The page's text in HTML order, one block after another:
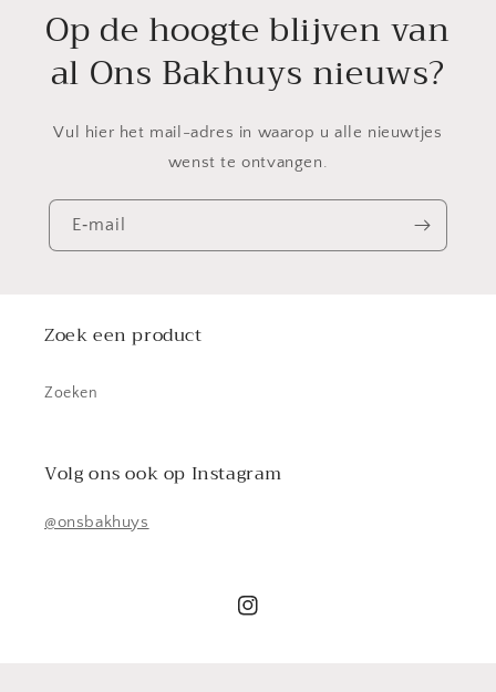
Op de hoogte blijven van
al Ons Bakhuys nieuws?
Vul hier het mail-adres in waarop u alle nieuwtjes
wenst te ontvangen.
E‑mail
Zoek een product
Zoeken
Volg ons ook op Instagram
@onsbakhuys
Instagram